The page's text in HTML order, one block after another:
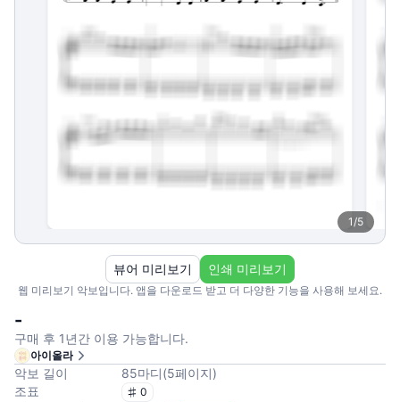
1/5
웹 미리보기 악보입니다. 앱을 다운로드 받고 더 다양한 기능을 사용해 보세요.
뷰어 미리보기 인쇄 미리보기
-
구매 후 1년간 이용 가능합니다.
아이올라
악보 길이 85마디(5페이지)
조표
0